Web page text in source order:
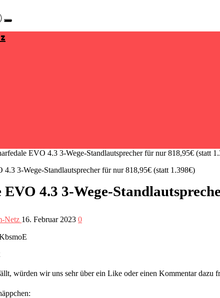
EVO 4.3 3-Wege-Standlautsprecher für nur 818,95€ (statt
4.3 3-Wege-
Netz 16. Februar 2023 0
würden wir uns sehr über ein Like oder einen Kommentar dazu